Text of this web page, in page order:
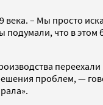
века. – Мы просто
подумали, что в
проблем, —